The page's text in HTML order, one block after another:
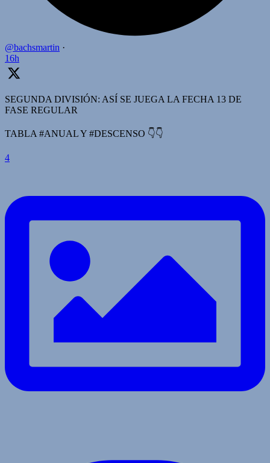
@bachsmartin ·
16h
SEGUNDA DIVISIÓN: ASÍ SE JUEGA LA FECHA 13 DE
FASE REGULAR
TABLA #ANUAL Y #DESCENSO 👇👇
4